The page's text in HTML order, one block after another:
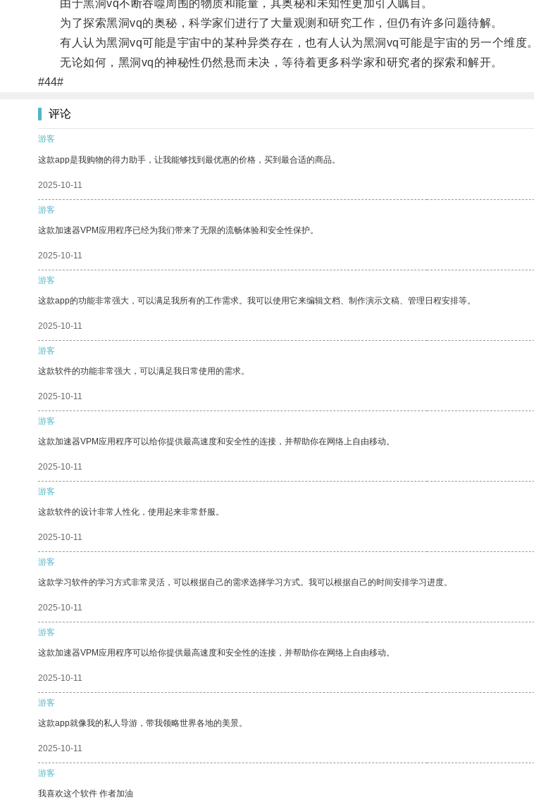
由于黑洞vq不断吞噬周围的物质和能量，其奥秘和未知性更加引人瞩目。
为了探索黑洞vq的奥秘，科学家们进行了大量观测和研究工作，但仍有许多问题待解。
有人认为黑洞vq可能是宇宙中的某种异类存在，也有人认为黑洞vq可能是宇宙的另一个维度。
无论如何，黑洞vq的神秘性仍然悬而未决，等待着更多科学家和研究者的探索和解开。
#44#
评论
游客
这款app是我购物的得力助手，让我能够找到最优惠的价格，买到最合适的商品。
2025-10-11
游客
这款加速器VPM应用程序已经为我们带来了无限的流畅体验和安全性保护。
2025-10-11
游客
这款app的功能非常强大，可以满足我所有的工作需求。我可以使用它来编辑文档、制作演示文稿、管理日程安排等。
2025-10-11
游客
这款软件的功能非常强大，可以满足我日常使用的需求。
2025-10-11
游客
这款加速器VPM应用程序可以给你提供最高速度和安全性的连接，并帮助你在网络上自由移动。
2025-10-11
游客
这款软件的设计非常人性化，使用起来非常舒服。
2025-10-11
游客
这款学习软件的学习方式非常灵活，可以根据自己的需求选择学习方式。我可以根据自己的时间安排学习进度。
2025-10-11
游客
这款加速器VPM应用程序可以给你提供最高速度和安全性的连接，并帮助你在网络上自由移动。
2025-10-11
游客
这款app就像我的私人导游，带我领略世界各地的美景。
2025-10-11
游客
我喜欢这个软件 作者加油